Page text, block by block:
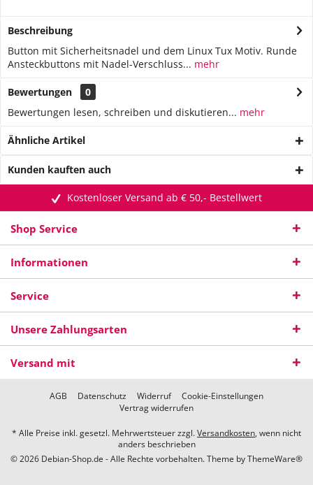
Beschreibung
Button mit Sicherheitsnadel und dem Linux Tux Motiv. Runde
Ansteckbuttons mit Nadel-Verschluss... mehr
Bewertungen
0
Bewertungen lesen, schreiben und diskutieren... mehr
Ähnliche Artikel
Kunden kauften auch
Kostenloser Versand ab € 50,- Bestellwert
Shop Service
Informationen
Service
Unsere Zahlungsarten
Versand mit
AGB Datenschutz Widerruf
Cookie-Einstellungen
Vertrag widerrufen
* Alle Preise inkl. gesetzl. Mehrwertsteuer zzgl.Versandkosten, wenn nicht
anders beschrieben
© 2026 Debian-Shop.de - Alle Rechte vorbehalten. Theme byThemeWare®